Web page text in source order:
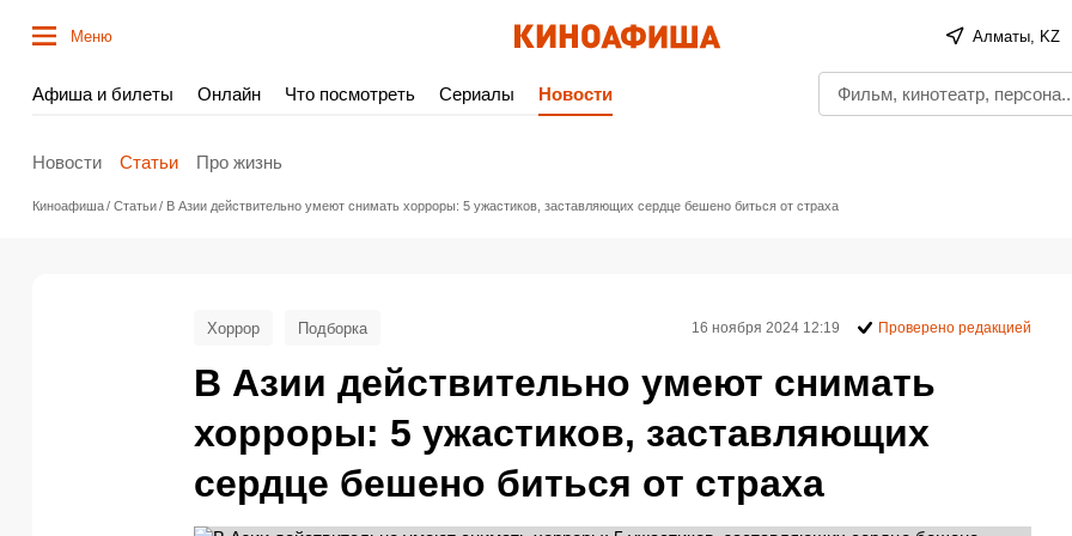
Меню Алматы, KZ
Афиша и билеты Онлайн Что посмотреть Сериалы Новости
Новости Статьи Про жизнь
Киноафиша Статьи В Азии действительно умеют снимать хорроры: 5 ужастиков, заставляющих сердце бешено биться от страха
В Азии действительно умеют снимать
хорроры: 5 ужастиков, заставляющих
сердце бешено биться от страха
Хоррор Подборка 16 ноября 2024 12:19 Проверено редакцией